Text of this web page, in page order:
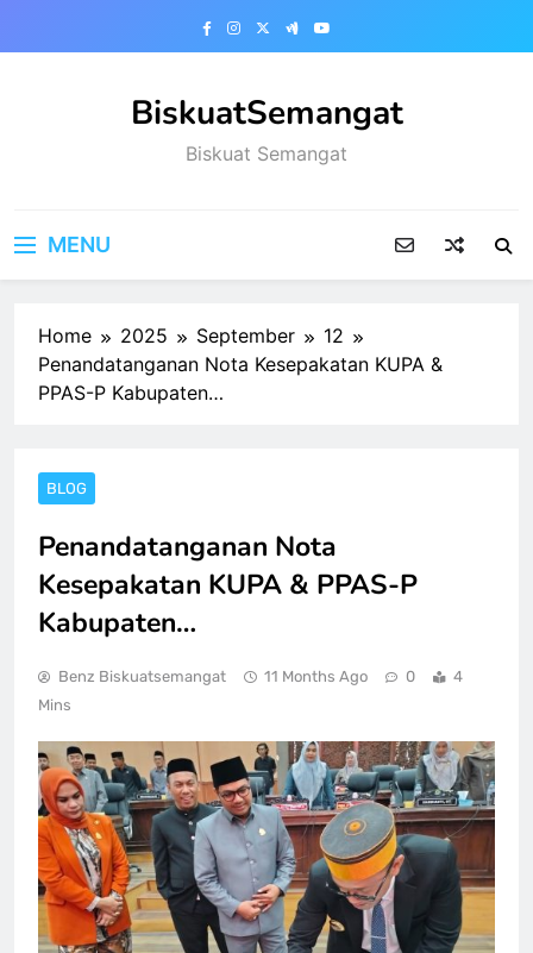
BiskuatSemangat
Biskuat Semangat
MENU
Home 2025 September
12
Penandatanganan Nota Kesepakatan KUPA &
PPAS-P Kabupaten…
BLOG
Penandatanganan Nota
Kesepakatan KUPA & PPAS-P
Kabupaten…
Benz Biskuatsemangat 11 Months Ago 0
4
Mins